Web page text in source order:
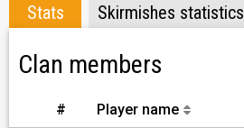
Stats Skirmishes statistics
Clan members
# Player name